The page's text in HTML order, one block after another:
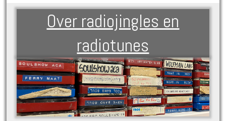
Over radiojingles en
radiotunes